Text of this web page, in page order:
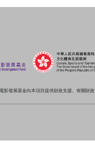
影發展基金向本項目提供財政支援。有關財